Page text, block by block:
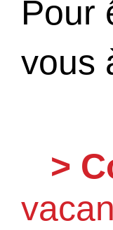
Pour
vous
>